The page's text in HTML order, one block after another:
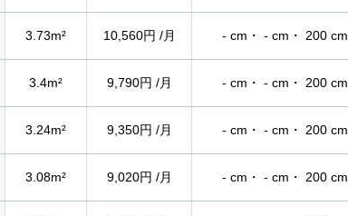
3.73m² 10,560円 /月 - cm・ - cm・ 200 cm
3.4m² 9,790円 /月 - cm・ - cm・ 200 cm
3.24m² 9,350円 /月 - cm・ - cm・ 200 cm
3.08m² 9,020円 /月 - cm・ - cm・ 200 cm